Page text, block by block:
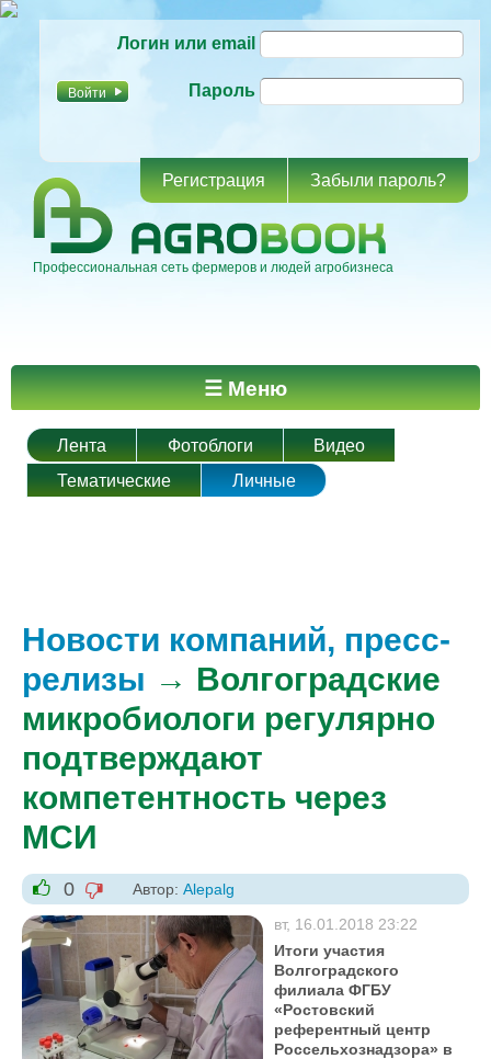
основному
Логин или email
Пароль
Регистрация Забыли пароль?
Профессиональная сеть фермеров и людей агробизнеса
Главное меню ☰ Меню
Лента Фотоблоги
Видео
Тематические
Личные
Новости компаний, пресс-
релизы → Волгоградские
микробиологи регулярно
подтверждают
компетентность через
МСИ
+1
0
-1
Автор: Alepalg
вт, 16.01.2018 23:22
Итоги участия
Волгоградского
филиала ФГБУ
«Ростовский
референтный центр
Россельхознадзора» в